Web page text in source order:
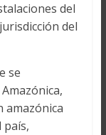
del
del
se
amazónica
país,